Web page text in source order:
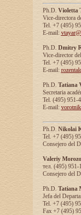
Ph.D. Violetta
Vice-directora
Tel. +7 (495)
E-mail:
Ph.D. Dmitry
Vice-director
Tel. +7 (495)
E-mail:
Ph.D. Tatiana
Secretaria
Tel. (495) 951-
E-mail:
Ph.D. Nikolai
Tel. +7 (495)
Consejero del
Valeriy
тел. (495) 951-
Consejero del
Ph.D. Tatiana
Jefa del
Tel. +7 (495)
Fax +7 (495)